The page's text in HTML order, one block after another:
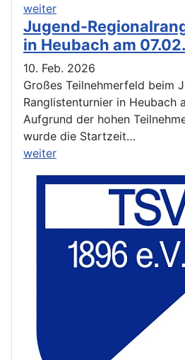
weiter
Jugend-
in Heubach am
10. Feb. 2026
Großes Teilnehmerfeld beim
Ranglistenturnier in Heubach
Aufgrund der hohen
wurde die Startzeit…
weiter